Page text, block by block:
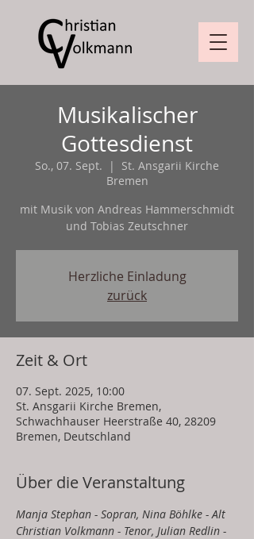
Musikalischer
Gottesdienst
So., 07. Sept.
  |
St. Ansgarii Kirche
Bremen
mit Musik von Andreas Hammerschmidt
und Tobias Zeutschner
Herzliche Einladung
zurück
Zeit & Ort
07. Sept. 2025, 10:00
St. Ansgarii Kirche Bremen,
Schwachhauser Heerstraße 40, 28209
Bremen, Deutschland
Über die Veranstaltung
Manja Stephan - Sopran, Nina Böhlke - Alt
Christian Volkmann - Tenor, Julian Redlin -